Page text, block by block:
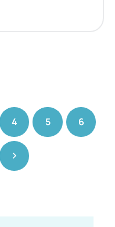
4 5 6